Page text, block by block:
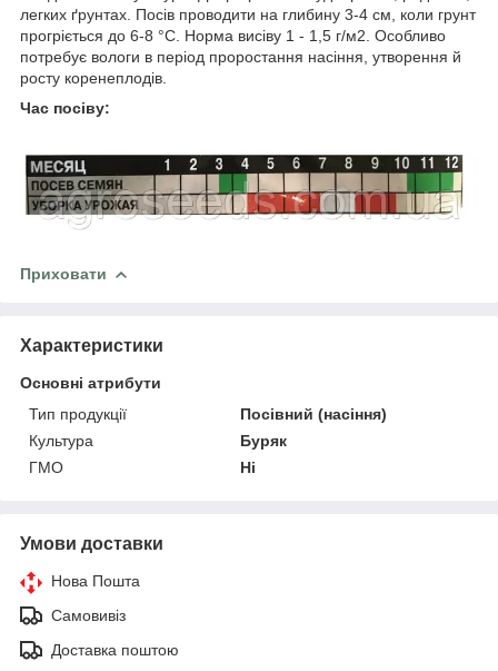
легких ґрунтах. Посів проводити на глибину 3-4 см, коли грунт
прогріється до 6-8 °С. Норма висіву 1 - 1,5 г/м2. Особливо
потребує вологи в період проростання насіння, утворення й
росту коренеплодів.
Час посіву:
Приховати
Характеристики
Основні атрибути
Тип продукції
Посівний (насіння)
Культура
Буряк
ГМО
Ні
Умови доставки
Нова Пошта
Самовивіз
Доставка поштою